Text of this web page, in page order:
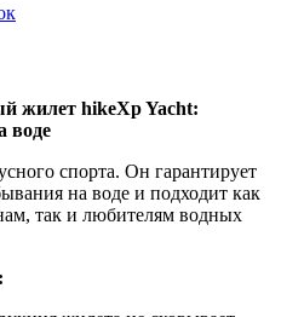
жилет hikeXp Yacht:
воде
спорта. Он гарантирует
на воде и подходит как
так и любителям водных